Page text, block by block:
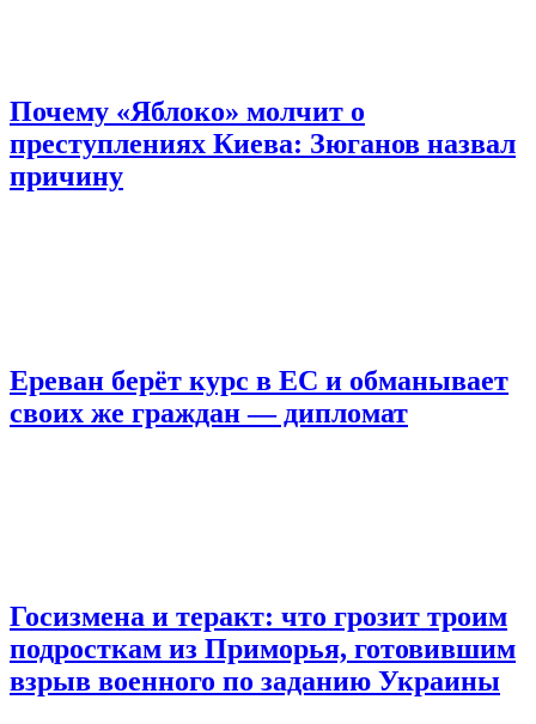
Почему «Яблоко» молчит о
преступлениях Киева: Зюганов назвал
причину
Ереван берёт курс в ЕС и обманывает
своих же граждан — дипломат
Госизмена и теракт: что грозит троим
подросткам из Приморья, готовившим
взрыв военного по заданию Украины